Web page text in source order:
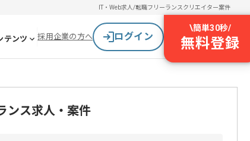
IT・Web求人/転職フリーランスクリエイター案件
テンツ 採用企業の方へ ログイン
\簡単30秒/
無料登録
ンス求人・案件